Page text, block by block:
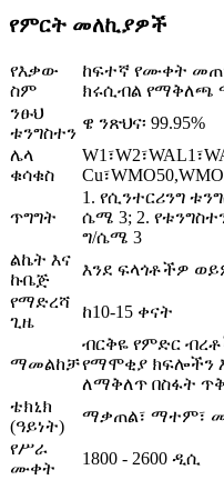
የምርት መለኪያዎች
የእቃው
ስም
ከፍተኛ የሙቀት
ክሩሲብል የማቅለጫ
ንፁህ
ቱንግስተን
ዌ ንጽህና፡ 99.95%
ሌላ
ቁሳቁስ
Cu፣
ጥግግት
1. የሲንተርሪንግ
ሴሜ 3; 2.
ግ/ሴሜ 3
ልኬት እና
ኩቤጅ
እንደ ፍላጎቶችዎ
የማድረሻ
ጊዜ
ከ10-15 ቀናት
ማመልከቻ
ብርቅዬ የምድር
የማሞቂያ ክፍሎችን
ለማቅለጥ በስፋት
ቴክኒክ
(ዓይነት)
ማቃጠል፣ ማተም፣
የሥራ
ሙቀት
1800 - 2600 ዲሲ